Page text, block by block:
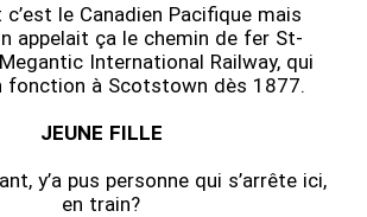
le Canadien Pacifique mais
appelait ça le chemin de fer St-
International Railway, qui
fonction à Scotstown dès 1877.
JEUNE FILLE
y’a pus personne qui s’arrête ici,
en train?